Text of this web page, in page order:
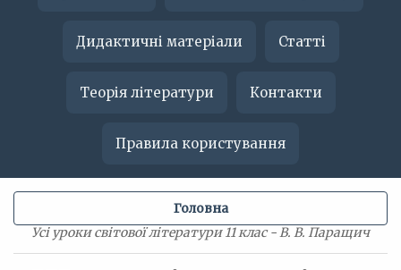
Дидактичні матеріали Статті
Теорія літератури Контакти
Правила користування
Усі уроки світової літератури 11 клас - В. В. Паращич
Головна